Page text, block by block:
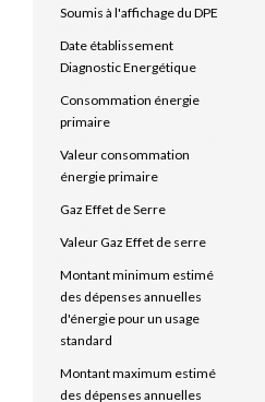
Soumis à l'affichage du DPE
Date établissement
Diagnostic Energétique
Consommation énergie
primaire
Valeur consommation
énergie primaire
Gaz Effet de Serre
Valeur Gaz Effet de serre
Montant minimum estimé
des dépenses annuelles
d'énergie pour un usage
standard
Montant maximum estimé
des dépenses annuelles